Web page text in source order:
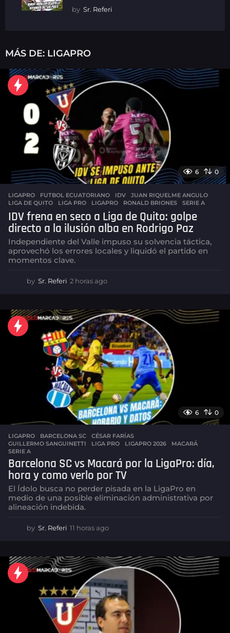
by Sr. Referi
MÁS DE: LIGAPRO
6 0
LIGAPRO FUTBOL ECUATORIANO ,IDV ,JUAN RIQUELME ANGULO
LIGA DE QUITO
,LIGA PRO ,LIGAPRO ,RONALD BRIONES ,SERIE A
IDV frena en seco a Liga de Quito: golpe
directo a la ilusión alba en Rodrigo Paz
Independiente del Valle impuso su solvencia táctica,
aprovechó los errores locales y liquidó el partido en
momentos clave.
by Sr. Referi 2 horas ago
r
a
s
a
g
o
6 0
LIGAPRO BARCELONA SC ,CÉSAR FARÍAS
GUILLERMO SANGUINETTI
,LIGA PRO ,LIGAPRO 2026 ,MACARÁ
SERIE A
Barcelona SC vs Macará por la LigaPro: día,
hora y como verlo por TV
El Ídolo busca no perder pisada en la LigaPro en
medio de una posible eliminación administrativa por
alineación indebida.
by Sr. Referi 11 horas ago
o
r
s
a
g
o